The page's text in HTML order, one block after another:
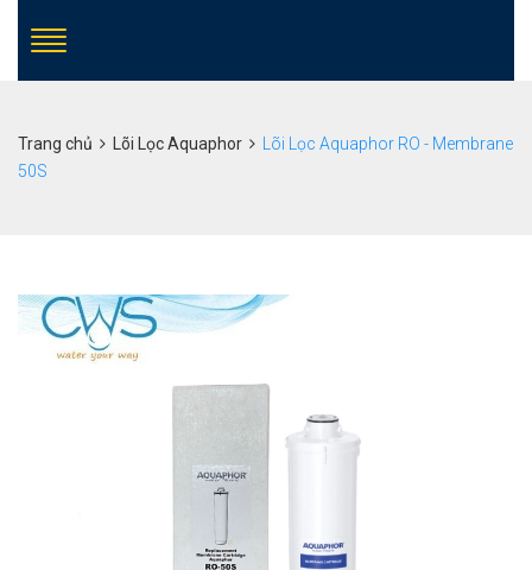
Trang chủ Lõi Lọc Aquaphor
Lõi Lọc Aquaphor RO - Membrane
50S